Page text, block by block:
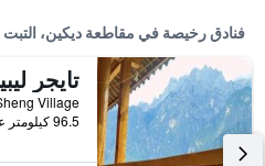
فنادق رخيصة في مقاطعة ديكين، التبت
96.5 كيلومتر عن وسط المدينة